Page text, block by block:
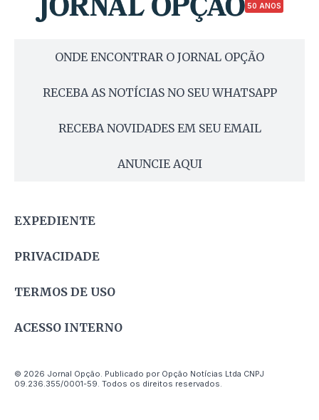
50 ANOS
ONDE ENCONTRAR O JORNAL OPÇÃO
RECEBA AS NOTÍCIAS NO SEU WHATSAPP
RECEBA NOVIDADES EM SEU EMAIL
ANUNCIE AQUI
EXPEDIENTE
PRIVACIDADE
TERMOS DE USO
ACESSO INTERNO
© 2026 Jornal Opção. Publicado por Opção Notícias Ltda CNPJ
09.236.355/0001-59. Todos os direitos reservados.